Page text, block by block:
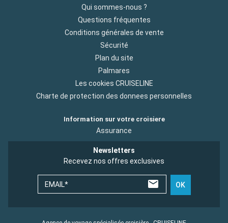
Qui sommes-nous ?
Questions fréquentes
Conditions générales de vente
Sécurité
Plan du site
Palmares
Les cookies CRUISELINE
Charte de protection des donnees personnelles
Information sur votre croisiere
Assurance
Newsletters
Recevez nos offres exclusives
EMAIL* OK